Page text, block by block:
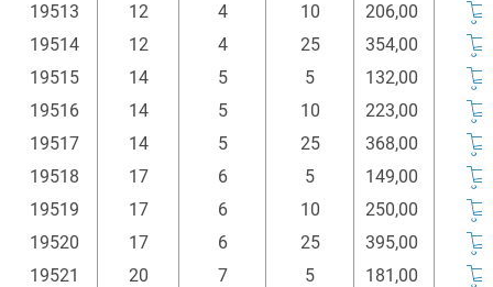
19513
12 4 10
206,00
19514
12 4 25
354,00
19515
14 5 5
132,00
19516
14 5 10
223,00
19517
14 5 25
368,00
19518
17 6 5
149,00
19519
17 6 10
250,00
19520
17 6 25
395,00
19521
20 7 5
181,00